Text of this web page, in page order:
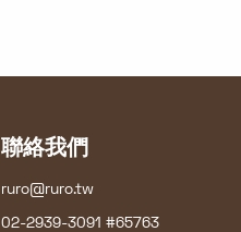
聯絡我們
ruro@ruro.tw
02-2939-3091 #65763